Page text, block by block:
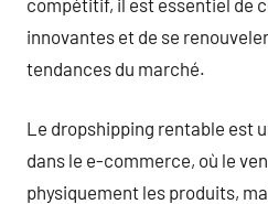
innovantes et de se
tendances du marché.
Le dropshipping rentable est
dans le e-commerce, où le
physiquement les produits,